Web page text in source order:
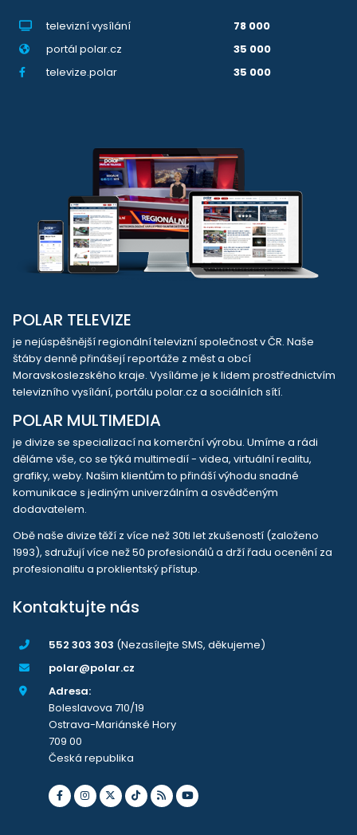
televizní vysílání
78 000
portál polar.cz
35 000
televize.polar
35 000
POLAR TELEVIZE
je nejúspěšnější regionální televizní společnost v ČR. Naše
štáby denně přinášejí reportáže z měst a obcí
Moravskoslezského kraje. Vysíláme je k lidem prostřednictvím
televizního vysílání, portálu polar.cz a sociálních sítí.
POLAR MULTIMEDIA
je divize se specializací na komerční výrobu. Umíme a rádi
děláme vše, co se týká multimedií - videa, virtuální realitu,
grafiky, weby. Našim klientům to přináší výhodu snadné
komunikace s jediným univerzálním a osvědčeným
dodavatelem.
Obě naše divize těží z více než 30ti let zkušeností (založeno
1993), sdružují více než 50 profesionálů a drží řadu ocenění za
profesionalitu a proklientský přístup.
Kontaktujte nás
552 303 303 (Nezasílejte SMS, děkujeme)
polar@polar.cz
Adresa:
Boleslavova 710/19
Ostrava-Mariánské Hory
709 00
Česká republika